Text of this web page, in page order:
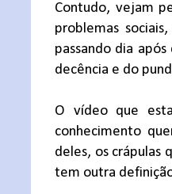
Contudo, vejam
problemas
passando dia
decência e do
O vídeo que
conhecimento
deles, os crápulas
tem outra